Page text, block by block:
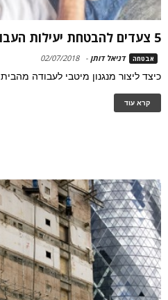
5 צעדים להבטחת יעילות העבודה מהבית
אבטחה דניאל דותן -
02/07/2018
כיצד ליצור מנגנון מיטבי לעבודה מהבית.
קרא עוד